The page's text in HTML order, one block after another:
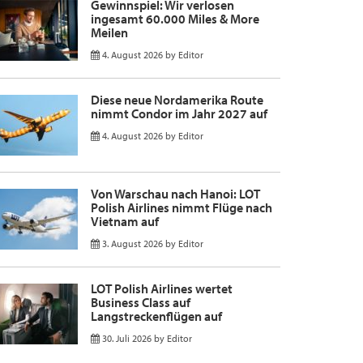
Gewinnspiel: Wir verlosen
ingesamt 60.000 Miles & More
Meilen
4. August 2026 by Editor
Diese neue Nordamerika Route
nimmt Condor im Jahr 2027 auf
4. August 2026 by Editor
Von Warschau nach Hanoi: LOT
Polish Airlines nimmt Flüge nach
Vietnam auf
3. August 2026 by Editor
LOT Polish Airlines wertet
Business Class auf
Langstreckenflügen auf
30. Juli 2026 by Editor